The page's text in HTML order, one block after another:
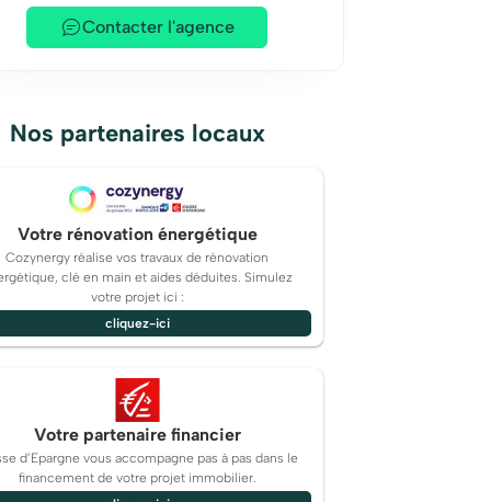
Contacter l'agence
Nos partenaires locaux
Votre rénovation énergétique
Cozynergy réalise vos travaux de rénovation
clé en main et aides déduites. Simulez
votre projet ici :
cliquez-ici
Votre partenaire financier
d’Epargne vous accompagne pas à pas dans le
financement de votre projet immobilier.